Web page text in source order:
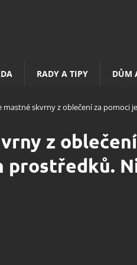
RADY A TIPY DŮM
mastné skvrny z oblečení za pomoci
z
prostředků.